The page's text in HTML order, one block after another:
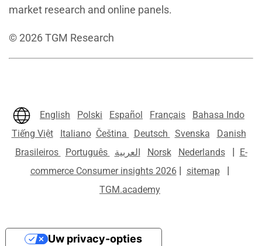
market research and online panels.
© 2026TGM Research
English Polski Español Français
Bahasa Indo
Tiếng Việt
Italiano Čeština Deutsch Svenska
Danish
Brasileiros
Português العربية Norsk Nederlands | E-
commerce Consumer insights 2026 | sitemap |
TGM.academy
Uw privacy-opties